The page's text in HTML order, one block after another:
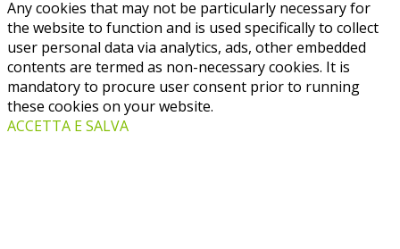
Any cookies that may not be particularly necessary for
the website to function and is used specifically to collect
user personal data via analytics, ads, other embedded
contents are termed as non-necessary cookies. It is
mandatory to procure user consent prior to running
these cookies on your website.
ACCETTA E SALVA